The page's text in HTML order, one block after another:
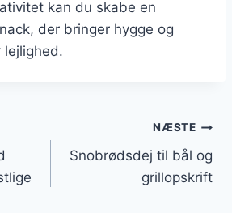
kan du skabe en
der bringer hygge og
NÆSTE
Snobrødsdej til bål og
grillopskrift